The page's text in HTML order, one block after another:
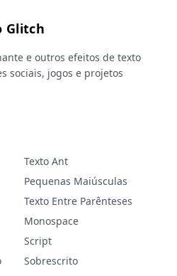
Glitch
e outros efeitos de texto
sociais, jogos e projetos
Texto Ant
Pequenas Maiúsculas
Texto Entre Parênteses
Monospace
Script
Sobrescrito